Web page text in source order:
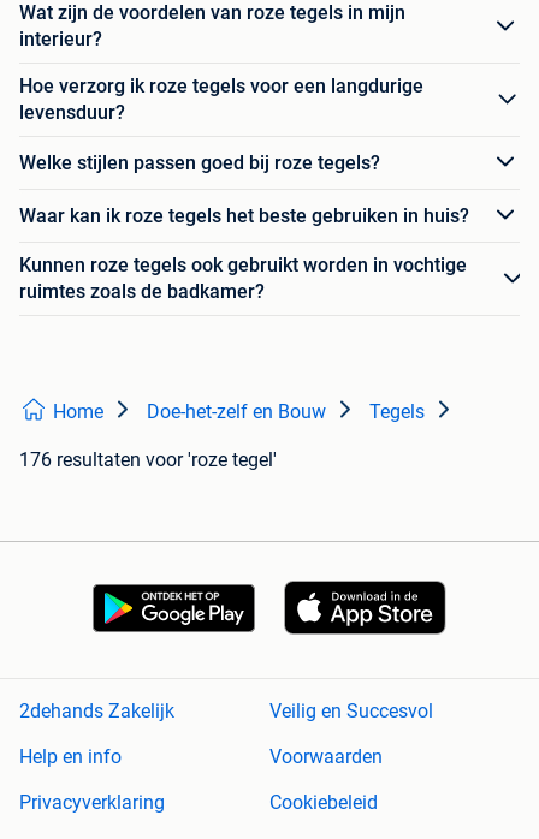
Wat zijn de voordelen van roze tegels in mijn
interieur?
Hoe verzorg ik roze tegels voor een langdurige
levensduur?
Welke stijlen passen goed bij roze tegels?
Waar kan ik roze tegels het beste gebruiken in huis?
Kunnen roze tegels ook gebruikt worden in vochtige
ruimtes zoals de badkamer?
Home Doe-het-zelf en Bouw Tegels
176 resultaten voor 'roze tegel'
2dehands Zakelijk
Veilig en Succesvol
Help en info
Voorwaarden
Privacyverklaring
Cookiebeleid